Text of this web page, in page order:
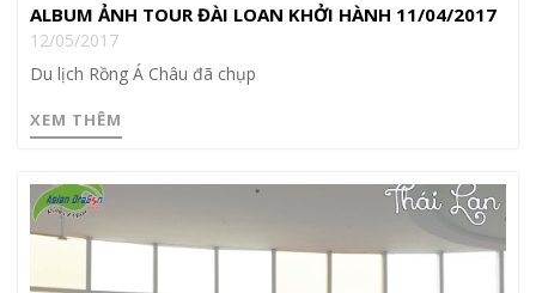
ALBUM ẢNH TOUR ĐÀI LOAN KHỞI HÀNH 11/04/2017
12/05/2017
Du lịch Rồng Á Châu đã chụp
XEM THÊM